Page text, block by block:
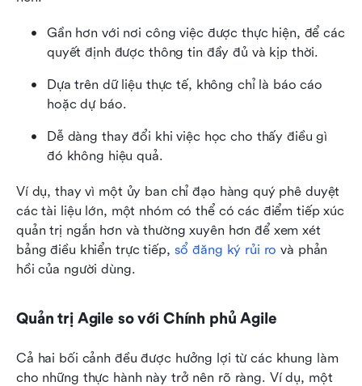
Gần hơn với nơi công việc được thực hiện, để các
quyết định được thông tin đầy đủ và kịp thời.
Dựa trên dữ liệu thực tế, không chỉ là báo cáo
hoặc dự báo.
Dễ dàng thay đổi khi việc học cho thấy điều gì
đó không hiệu quả.
Ví dụ, thay vì một ủy ban chỉ đạo hàng quý phê duyệt
các tài liệu lớn, một nhóm có thể có các điểm tiếp xúc
quản trị ngắn hơn và thường xuyên hơn để xem xét
bảng điều khiển trực tiếp, sổ đăng ký rủi ro và phản
hồi của người dùng.
Quản trị Agile so với Chính phủ Agile
Cả hai bối cảnh đều được hưởng lợi từ các khung làm
cho những thực hành này trở nên rõ ràng. Ví dụ, một